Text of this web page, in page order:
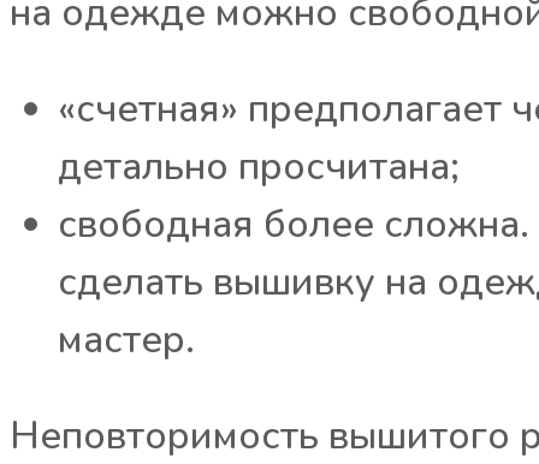
на одежде можно
«счетная» предполагает
детально просчитана;
свободная более
сделать вышивку на
мастер.
Неповторимость вышитого